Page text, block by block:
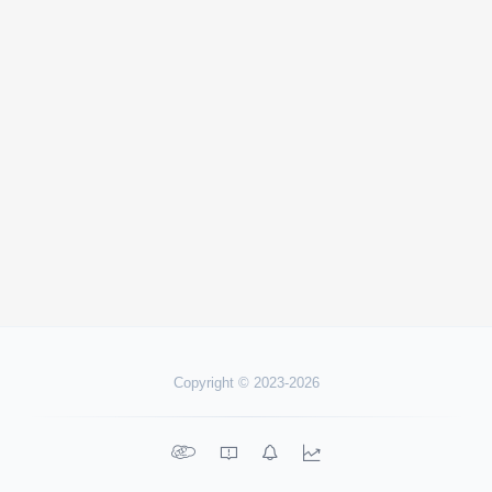
Copyright © 2023-2026
   